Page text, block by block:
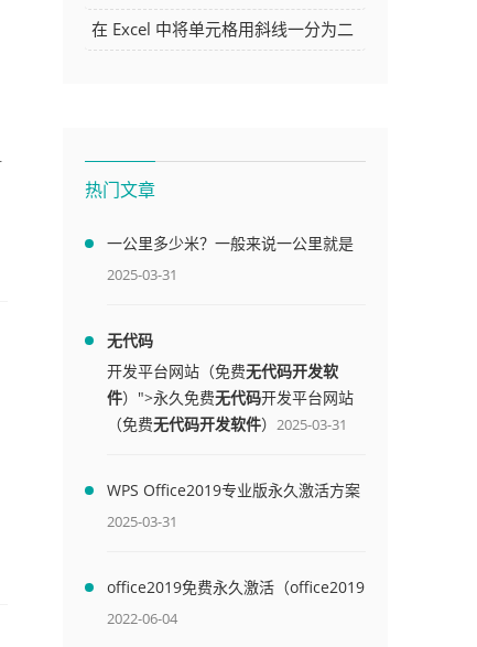
骤及技巧
在 Excel 中将单元格用斜线一分为二
热门文章
一公里多少米？一般来说一公里就是
1000米
2025-03-31
无代码
开发平台网站（免费无代码开发软
件）">永久免费无代码开发平台网站
（免费无代码开发软件） 2025-03-31
WPS Office2019专业版永久激活方案
(附终身授权序列号)
2025-03-31
office2019免费永久激活（office2019
免费永久激活码）
2022-06-04